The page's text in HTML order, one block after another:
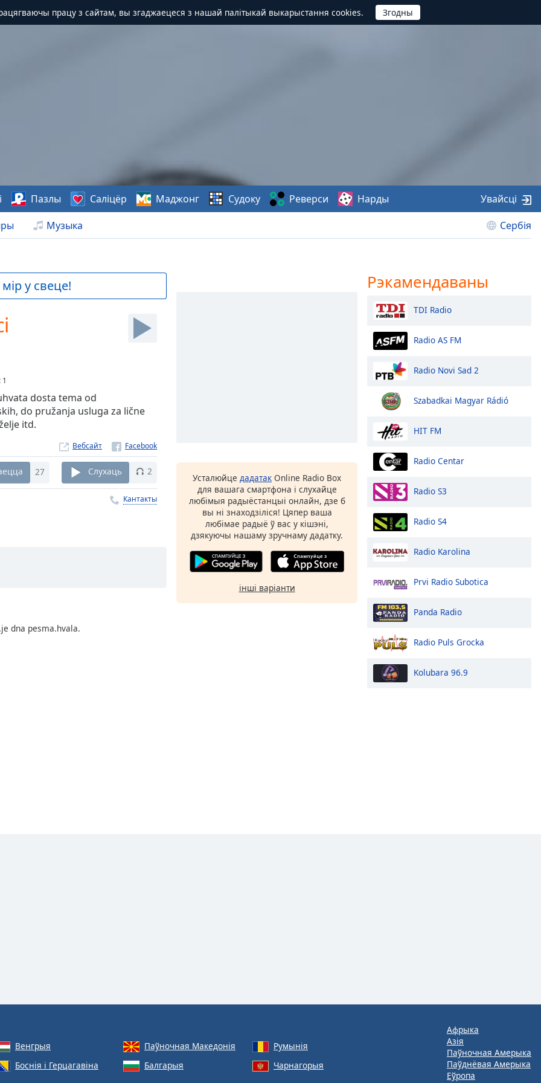
працу з сайтам, вы згаджаецеся з нашай палітыкай выкарыстання cookies.
Музыка Сербія
Пазлы Саліцёр Маджонг Судоку Реверси Нарды Увайсці
у свеце!
1
dosta tema od
do pružanja usluga za lične
itd.
Вебсайт
27 Слухаць 2
Кантакты
dna pesma.hvala.
Усталюйце дадатак Online Radio Box
для вашага смартфона і слухайце
любімыя радыёстанцыі онлайн, дзе б
вы ні знаходзіліся! Цяпер ваша
любімае радыё ў вас у кішэні,
дзякуючы нашаму зручнаму дадатку.
інші варіанти
Рэкамендаваны
TDI Radio
Radio AS FM
Radio Novi Sad 2
Szabadkai Magyar Rádió
HIT FM
Radio Centar
Radio S3
Radio S4
Radio Karolina
Prvi Radio Subotica
Panda Radio
Radio Puls Grocka
Kolubara 96.9
Венгрыя Паўночная Македонія
Румынія
Боснія і Герцагавіна Балгарыя
Чарнагорыя
Афрыка
Азія
Паўночная Амерыка
Паўднёвая Амерыка
Еўропа